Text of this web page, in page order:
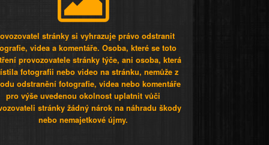
stránky si vyhrazuje právo odstranit
videa a komentáře. Osoba, které se toto
provozovatele stránky týče, ani osoba, která
fotografii nebo video na stránku, nemůže z
odstranění fotografie, videa nebo komentáře
pro výše uvedenou okolnost uplatnit vůči
stránky žádný nárok na náhradu škody
nebo nemajetkové újmy.